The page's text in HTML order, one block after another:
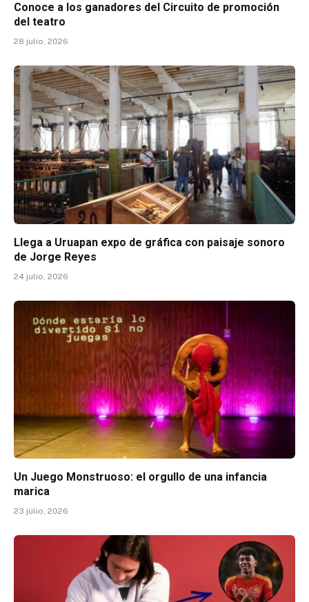
Conoce a los ganadores del Circuito de promoción
del teatro
28 julio, 2026
Llega a Uruapan expo de gráfica con paisaje sonoro
de Jorge Reyes
24 julio, 2026
Un Juego Monstruoso: el orgullo de una infancia
marica
23 julio, 2026